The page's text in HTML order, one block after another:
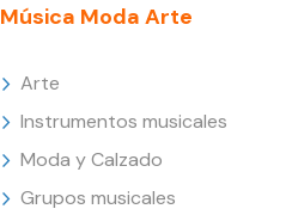
Música Moda Arte
Arte
Instrumentos musicales
Moda y Calzado
Grupos musicales